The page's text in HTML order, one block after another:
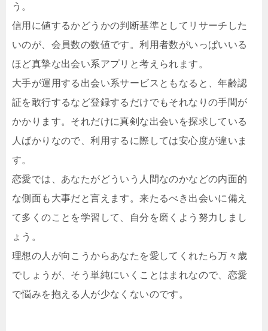
う。
信用に値するかどうかの判断基準としてリサーチした
いのが、会員数の数値です。利用者数がいっぱいいる
ほど真摯な出会い系アプリと考えられます。
大手が運用する出会い系サービスともなると、年齢認
証を敢行するなど登録するだけでもそれなりの手間が
かかります。それだけに真剣な出会いを探求している
人ばかりなので、利用するに際しては安心度が違いま
す。
恋愛では、あなたがどういう人間なのかなどの内面的
な側面も大事だと言えます。来たるべき出会いに備え
て多くのことを学習して、自分を磨くよう努力しまし
ょう。
理想の人が向こうからあなたを愛してくれたら万々歳
でしょうが、そう単純にいくことはまれなので、恋愛
で悩みを抱える人が少なくないのです。